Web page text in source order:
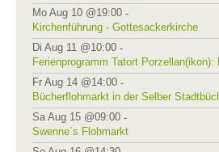
Mo Aug 10 @19:00 -
Kirchenführung - Gottesackerkirche
Di Aug 11 @10:00 -
Ferienprogramm Tatort Porzellan(ikon):
Fr Aug 14 @14:00 -
Bücherflohmarkt in der Selber
Sa Aug 15 @09:00 -
Swenne´s Flohmarkt